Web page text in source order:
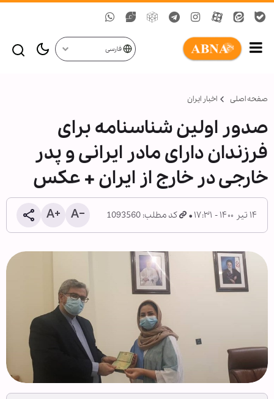
فارسی
صفحه اصلی اخبار ایران
صدور اولین شناسنامه برای
فرزندان دارای مادر ایرانی و پدر
خارجی در خارج از ایران + عکس
۱۴ تیر ۱۴۰۰ - ۱۷:۳۱ کد مطلب: 1093560